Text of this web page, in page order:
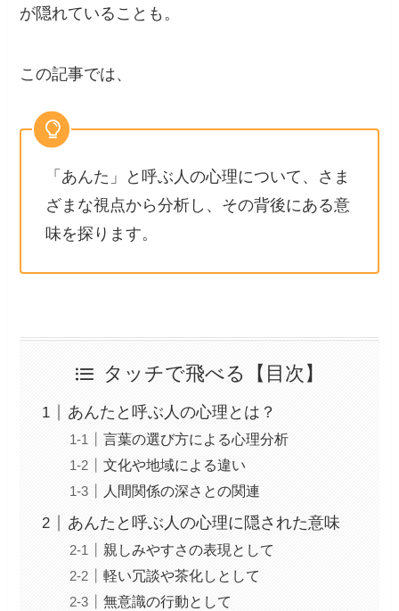
が隠れていることも。
この記事では、
「あんた」と呼ぶ人の心理について、さま
ざまな視点から分析し、その背後にある意
味を探ります。
タッチで飛べる【目次】
あんたと呼ぶ人の心理とは？
言葉の選び方による心理分析
文化や地域による違い
人間関係の深さとの関連
あんたと呼ぶ人の心理に隠された意味
親しみやすさの表現として
軽い冗談や茶化しとして
無意識の行動として